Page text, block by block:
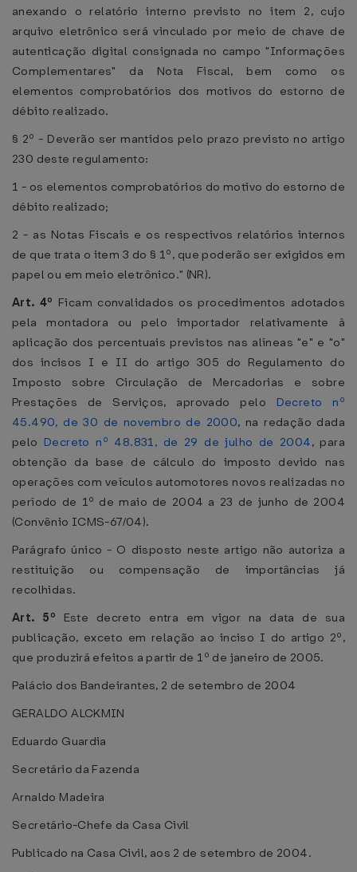
anexando o relatório interno previsto no item 2, cujo
arquivo eletrônico será vinculado por meio de chave de
autenticação digital consignada no campo "Informações
Complementares" da Nota Fiscal, bem como os
elementos comprobatórios dos motivos do estorno de
débito realizado.
§ 2º - Deverão ser mantidos pelo prazo previsto no artigo
230 deste regulamento:
1 - os elementos comprobatórios do motivo do estorno de
débito realizado;
2 - as Notas Fiscais e os respectivos relatórios internos
de que trata o item 3 do § 1º, que poderão ser exigidos em
papel ou em meio eletrônico." (NR).
Art. 4º Ficam convalidados os procedimentos adotados
pela montadora ou pelo importador relativamente à
aplicação dos percentuais previstos nas alíneas "e" e "o"
dos incisos I e II do artigo 305 do Regulamento do
Imposto sobre Circulação de Mercadorias e sobre
Prestações de Serviços, aprovado pelo Decreto nº
45.490, de 30 de novembro de 2000, na redação dada
pelo Decreto nº 48.831, de 29 de julho de 2004, para
obtenção da base de cálculo do imposto devido nas
operações com veículos automotores novos realizadas no
período de 1º de maio de 2004 a 23 de junho de 2004
(Convênio ICMS-67/04).
Parágrafo único - O disposto neste artigo não autoriza a
restituição ou compensação de importâncias já
recolhidas.
Art. 5º Este decreto entra em vigor na data de sua
publicação, exceto em relação ao inciso I do artigo 2º,
que produzirá efeitos a partir de 1º de janeiro de 2005.
Palácio dos Bandeirantes, 2 de setembro de 2004
GERALDO ALCKMIN
Eduardo Guardia
Secretário da Fazenda
Arnaldo Madeira
Secretário-Chefe da Casa Civil
Publicado na Casa Civil, aos 2 de setembro de 2004.